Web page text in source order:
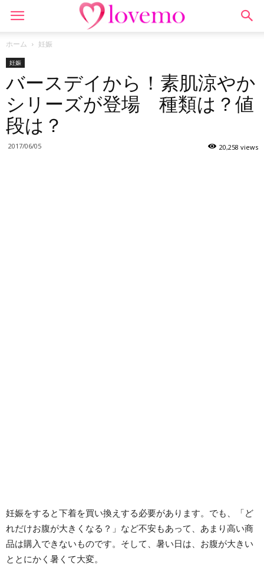
ホーム 妊娠
妊娠
バースデイから！素肌涼やか
シリーズが登場 種類は？値
段は？
2017/06/05 20,258 views
妊娠をすると下着を買い換えする必要があります。でも、「ど
れだけお腹が大きくなる？」など不安もあって、あまり高い商
品は購入できないものです。そして、暑い日は、お腹が大きい
ととにかく暑くて大変。